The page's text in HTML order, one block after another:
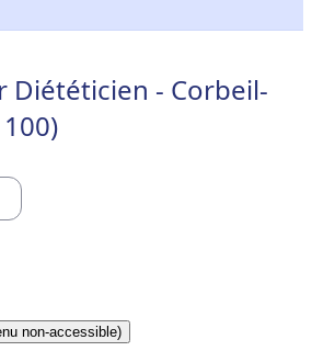
Diététicien - Corbeil-
non-accessible)